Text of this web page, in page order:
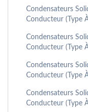
Condensateurs
Conducteur (type
Condensateurs
Conducteur (type
Condensateurs
Conducteur (type
Condensateurs
Conducteur (type